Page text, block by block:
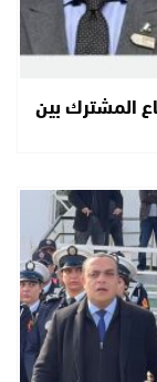
المشترك بين